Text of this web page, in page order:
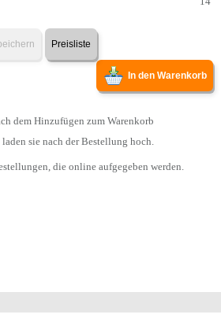
Preisliste
In den Warenkorb
dem Hinzufügen zum Warenkorb
laden sie nach der Bestellung hoch.
die online aufgegeben werden.